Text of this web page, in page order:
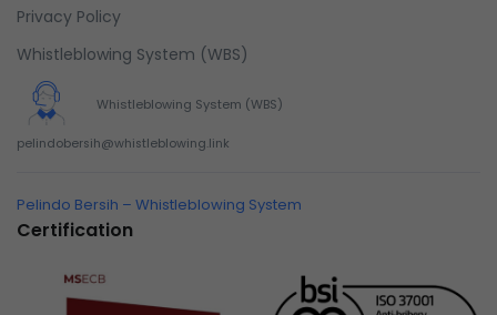
Privacy Policy
Whistleblowing System (WBS)
Whistleblowing System (WBS)
pelindobersih@whistleblowing.link
Pelindo Bersih – Whistleblowing System
Certification